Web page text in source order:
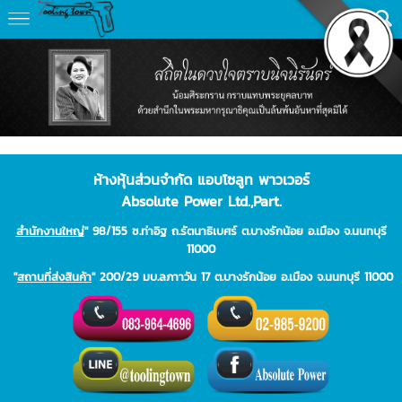
ห้างหุ้นส่วนจำกัด แอบโซลูท พาวเวอร์
Absolute Power Ltd.,Part.
สำนักงานใหญ่" 98/155 ซ.ท่าอิฐ ถ.รัตนาธิเบศร์ ต.บางรักน้อย อ.เมือง จ.นนทบุรี
11000
"สถานที่ส่งสินค้า" 200/29 มบ.ลภาาวัน 17 ต.บางรักน้อย อ.เมือง จ.นนทบุรี 11000